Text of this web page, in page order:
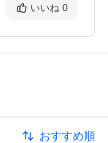
いいね 0
おすすめ順